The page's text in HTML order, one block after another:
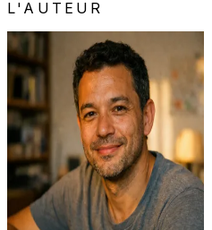
L'AUTEUR